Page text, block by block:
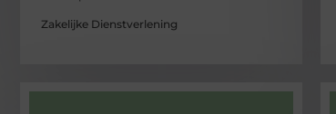
Zakelijke Dienstverlening